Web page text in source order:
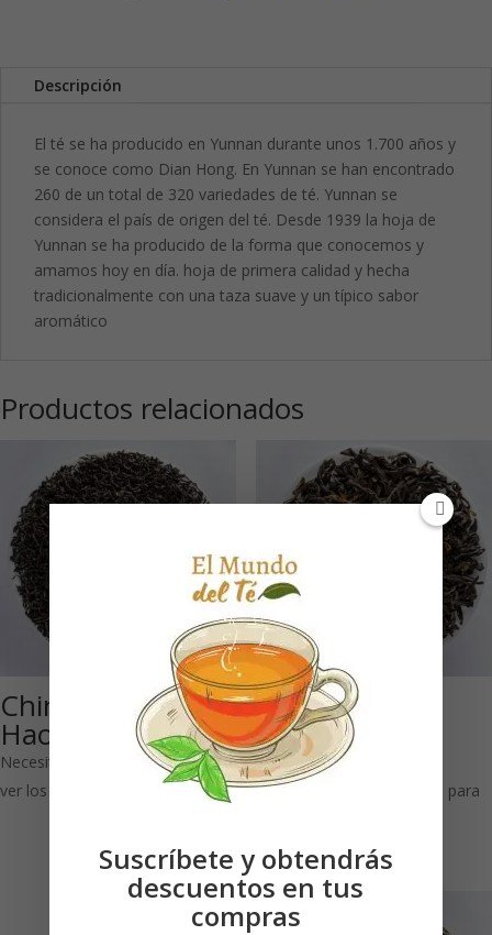
Descripción
El té se ha producido en Yunnan durante unos 1.700 años y
se conoce como Dian Hong. En Yunnan se han encontrado
260 de un total de 320 variedades de té. Yunnan se
considera el país de origen del té. Desde 1939 la hoja de
Yunnan se ha producido de la forma que conocemos y
amamos hoy en día. hoja de primera calidad y hecha
tradicionalmente con una taza suave y un típico sabor
aromático
Productos relacionados
China Keemun
Hao Ya A
Necesitas estar registrado para
ver los precios
Luz de Luna
Negra Bio: Té
negro
Necesitas estar registrado para
Suscríbete y obtendrás
descuentos en tus
compras